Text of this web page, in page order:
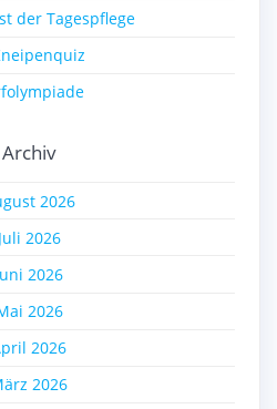
der Tagespflege
Archiv
2026
Juli 2026
2026
2026
2026
2026